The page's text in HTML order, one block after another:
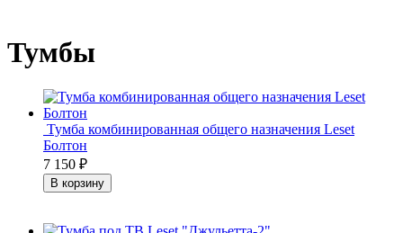
Тумбы
Тумба комбинированная общего назначения Leset
Болтон
7 150 ₽